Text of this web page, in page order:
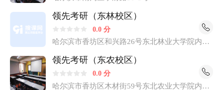
城小区一号楼108门市领先教育 15. 领先公考(大庆校区) 大
庆市龙凤区行知街与新阳路交叉口总部大厦B座6层(东油
大学5号门对面)
领先考研（东林校区）
0.0 分
哈尔滨市香坊区和兴路26号东北林业大学院内专
领先考研（东农校区）
0.0 分
哈尔滨市香坊区木材街59号东北农业大学院内邮